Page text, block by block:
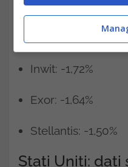
Ferrari: -1,79%
Inwit: -1,72%
Exor: -1,64%
Stellantis: -1,50%
Stati Uniti: dati